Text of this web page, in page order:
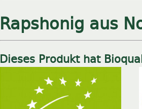
Rapshonig aus
Dieses Produkt hat